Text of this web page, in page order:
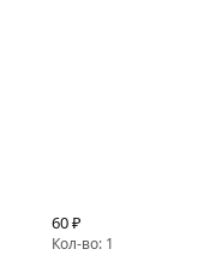
60 ₽
Кол-во: 1